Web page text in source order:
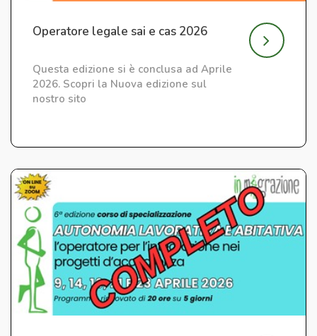
Operatore legale sai e cas 2026
Questa edizione si è conclusa ad Aprile
2026. Scopri la Nuova edizione sul
nostro sito